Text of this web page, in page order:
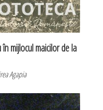
mijlocul maicilor de la
Agapia